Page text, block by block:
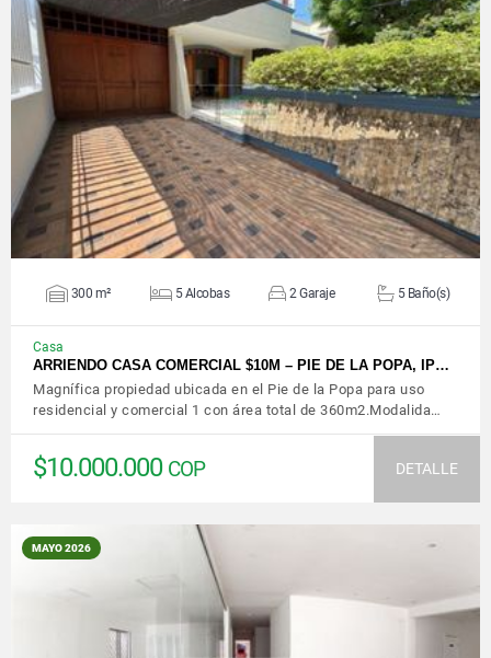
VER DETALLES
300 m² 5 Alcobas 2 Garaje 5 Baño(s)
Casa
ARRIENDO CASA COMERCIAL $10M – PIE DE LA POPA, IP…
Magnífica propiedad ubicada en el Pie de la Popa para uso
residencial y comercial 1 con área total de 360m2.Modalida…
$10.000.000 COP DETALLE
MAYO 2026